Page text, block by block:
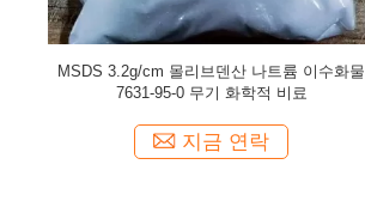
9.5PH 나트륨 부틸파라벤 36457-20-2, 부틸 4
히드록시벤조에이트 검습기 분말
지금 연락